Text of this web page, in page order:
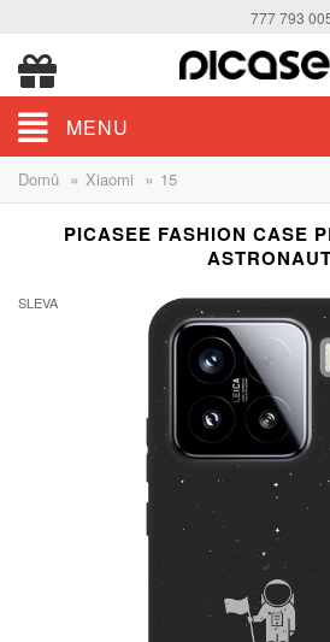
777 793
MENU
Domů » Xiaomi » 15
PICASEE FASHION CASE
ASTRONAUT
SLEVA